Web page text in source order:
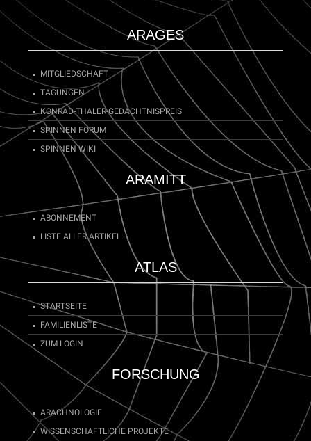
ARAGES
MITGLIEDSCHAFT
TAGUNGEN
KONRAD-THALER-GEDÄCHTNISPREIS
SPINNEN FORUM
SPINNEN WIKI
ARAMITT
ABONNEMENT
LISTE ALLER ARTIKEL
ATLAS
STARTSEITE
FAMILIENLISTE
ZUM LOGIN
FORSCHUNG
ARACHNOLOGIE
WISSENSCHAFTLICHE PROJEKTE